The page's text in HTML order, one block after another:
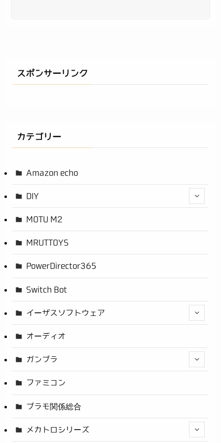
スポンサーリンク
カテゴリー
Amazon echo
DIY
MOTU M2
MRUTTOYS
PowerDirector365
Switch Bot
イーザスソフトウェア
オーディオ
ガンプラ
ファミコン
プラモ関係総合
メカトロシリーズ